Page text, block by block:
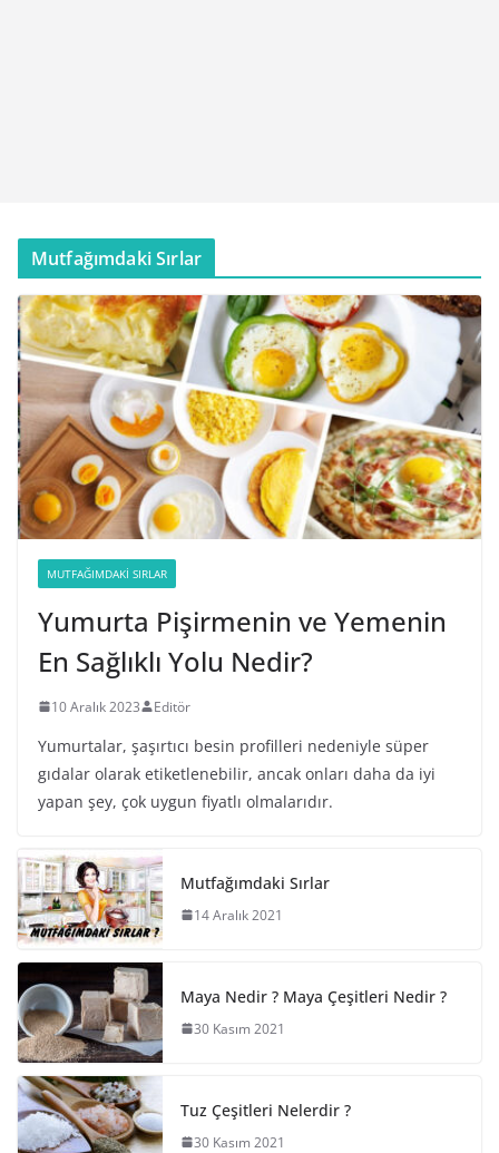
Mutfağımdaki Sırlar
MUTFAĞIMDAKI SIRLAR
Yumurta Pişirmenin ve Yemenin
En Sağlıklı Yolu Nedir?
10 Aralık 2023 Editör
Yumurtalar, şaşırtıcı besin profilleri nedeniyle süper
gıdalar olarak etiketlenebilir, ancak onları daha da iyi
yapan şey, çok uygun fiyatlı olmalarıdır.
Mutfağımdaki Sırlar
14 Aralık 2021
Maya Nedir ? Maya Çeşitleri Nedir ?
30 Kasım 2021
Tuz Çeşitleri Nelerdir ?
30 Kasım 2021